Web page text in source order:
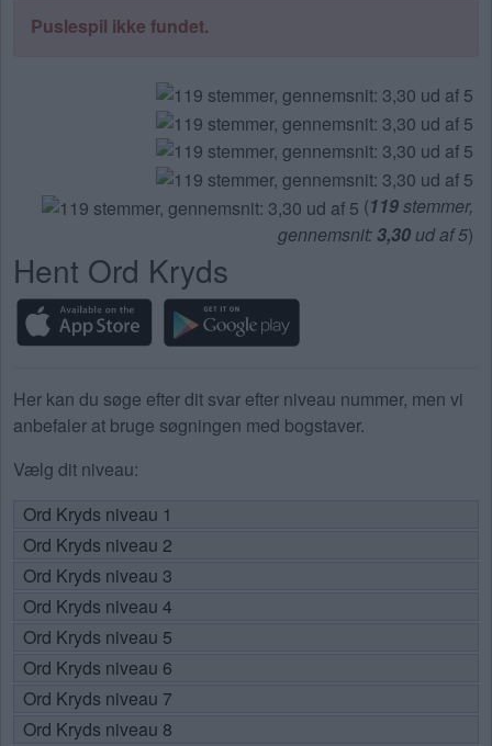
bogstaverne
Puslespil ikke fundet.
(119stemmer,
gennemsnit:3,30 ud af 5)
Hent Ord Kryds
Her kan du søge efter dit svar efter niveau nummer, men vi
anbefaler at bruge søgningen med bogstaver.
Vælg dit niveau:
Ord Kryds niveau 1
Ord Kryds niveau 2
Ord Kryds niveau 3
Ord Kryds niveau 4
Ord Kryds niveau 5
Ord Kryds niveau 6
Ord Kryds niveau 7
Ord Kryds niveau 8